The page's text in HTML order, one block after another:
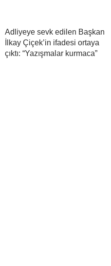
Adliyeye sevk edilen Başkan
İlkay Çiçek’in ifadesi ortaya
çıktı: “Yazışmalar kurmaca”